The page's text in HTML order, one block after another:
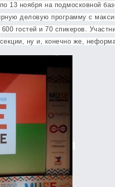
13 ноября на подмосковной
деловую программу с
гостей и 70 спикеров.
ну и, конечно же,